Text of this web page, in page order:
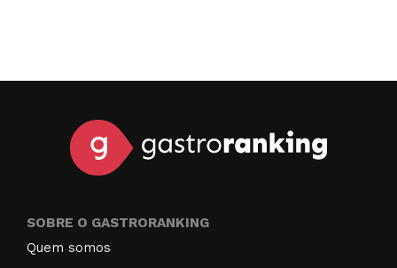
SOBRE O GASTRORANKING
Quem somos